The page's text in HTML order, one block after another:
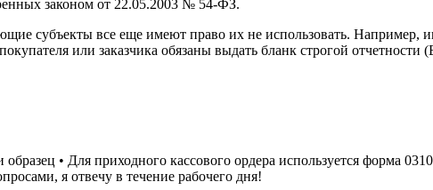
законом от 22.05.2003 № 54-ФЗ.
субъекты все еще имеют право их не использовать. Например,
или заказчика обязаны выдать бланк строгой отчетности
• Для приходного кассового ордера используется форма
я отвечу в течение рабочего дня!